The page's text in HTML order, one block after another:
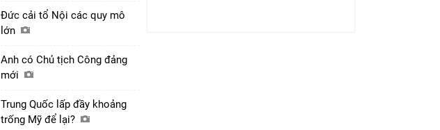
Đức cải tổ Nội các quy mô
lớn
Anh có Chủ tịch Công đảng
mới
Trung Quốc lấp đầy khoảng
trống Mỹ để lại?